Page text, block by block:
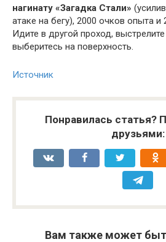
нагинату «Загадка Стали»
атаке на бегу), 2000 очков опыта и
Идите в другой проход,
выберитесь на поверхность.
Источник
Понравилась статья?
друзьями:
Вам также может